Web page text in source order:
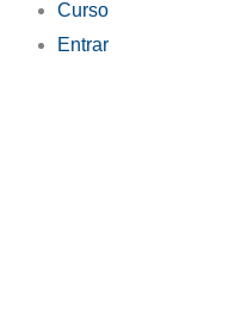
Curso
Entrar